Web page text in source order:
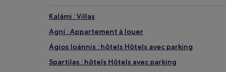
Kalámi : Villas
Agní : Appartement à louer
Ágios Ioánnis : hôtels Hôtels avec parking
Spartilas : hôtels Hôtels avec parking